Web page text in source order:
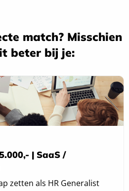
match? Misschien
beter bij je:
| SaaS /
zetten als HR Generalist